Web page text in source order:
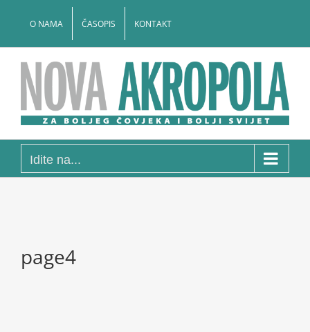
O NAMA ČASOPIS KONTAKT
Idite na...
page4